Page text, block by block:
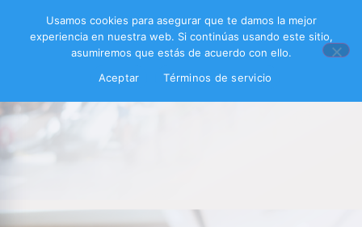
Usamos cookies para asegurar que te damos la mejor
experiencia en nuestra web. Si continúas usando este sitio,
asumiremos que estás de acuerdo con ello.
Aceptar
Términos de servicio